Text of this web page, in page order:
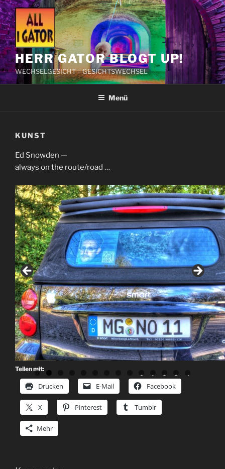
Zum
Inhalt
springen
HERR GATOR BLOGT UP!
WECHSELGESICHT – GESICHTSWECHSEL
Menü
KUNST
Ed Snowden —
always on the route/road …
0 1 2 3 4
Teilen mit:
Drucken E-Mail Facebook
X Pinterest Tumblr
Mehr